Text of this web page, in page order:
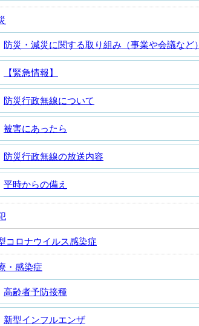
防災・減災に関する取り組み（事業や会議など）
【緊急情報】
防災行政無線について
被害にあったら
防災行政無線の放送内容
平時からの備え
コロナウイルス感染症
・感染症
高齢者予防接種
新型インフルエンザ